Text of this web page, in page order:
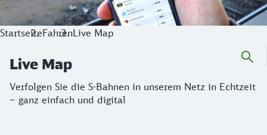
StartseiteFahrenLive Map
Live Map
Verfolgen Sie die S-Bahnen in unserem Netz in Echtzeit
– ganz einfach und digital